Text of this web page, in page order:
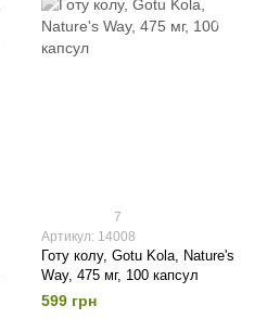
7
Артикул: 14008
Готу колу, Gotu Kola, Nature's
Way, 475 мг, 100 капсул
599 грн